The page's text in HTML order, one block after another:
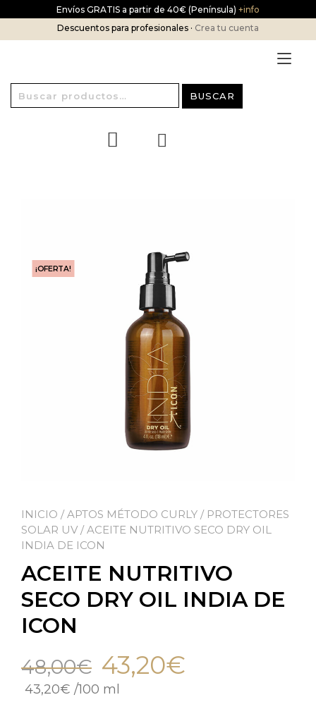
al
contenido
Envíos GRATIS a partir de 40€ (Península) +info
Descuentos para profesionales · Crea tu cuenta
Buscar
por:
BUSCAR
¡OFERTA!
INICIO /APTOS MÉTODO CURLY / PROTECTORES
SOLAR UV / ACEITE NUTRITIVO SECO DRY OIL
INDIA DE ICON
ACEITE NUTRITIVO
SECO DRY OIL INDIA DE
ICON
48,00€ 43,20€
43,20€ /100 ml